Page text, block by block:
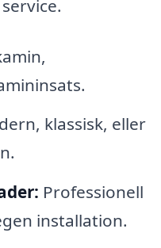
klassisk, eller
Professionell
installation.